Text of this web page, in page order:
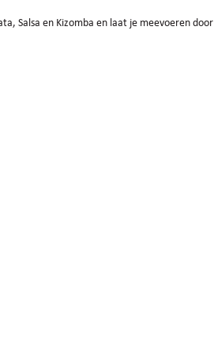
Salsa en Kizomba en laat je meevoeren door